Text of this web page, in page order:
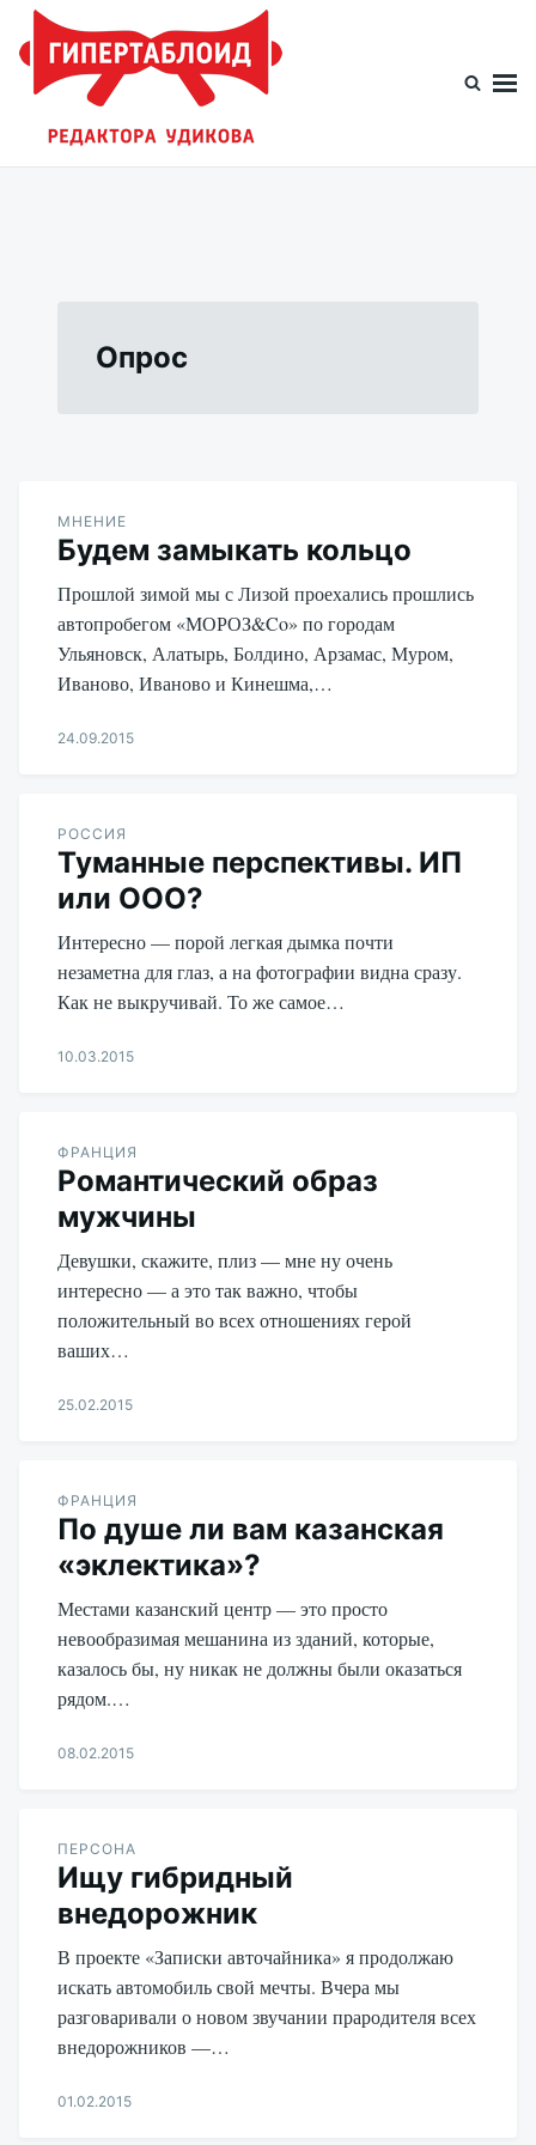
Перейти
содержимому
Искать:
Опрос
МНЕНИЕ
Будем замыкать кольцо
Прошлой зимой мы с Лизой проехались прошлись
автопробегом «МОРОЗ&Co» по городам
Ульяновск, Алатырь, Болдино, Арзамас, Муром,
Иваново, Иваново и Кинешма,…
24.09.2015
РОССИЯ
Туманные перспективы. ИП
или ООО?
Интересно — порой легкая дымка почти
незаметна для глаз, а на фотографии видна сразу.
Как не выкручивай. То же самое…
10.03.2015
ФРАНЦИЯ
Романтический образ
мужчины
Девушки, скажите, плиз — мне ну очень
интересно — а это так важно, чтобы
положительный во всех отношениях герой
ваших…
25.02.2015
ФРАНЦИЯ
По душе ли вам казанская
«эклектика»?
Местами казанский центр — это просто
невообразимая мешанина из зданий, которые,
казалось бы, ну никак не должны были оказаться
рядом.…
08.02.2015
ПЕРСОНА
Ищу гибридный
внедорожник
В проекте «Записки авточайника» я продолжаю
искать автомобиль свой мечты. Вчера мы
разговаривали о новом звучании прародителя всех
внедорожников —…
01.02.2015